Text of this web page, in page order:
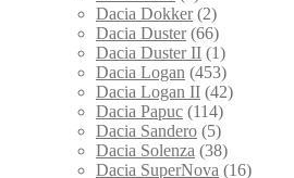
Dacia Dokker (2)
Dacia Duster (66)
Dacia Duster II (1)
Dacia Logan (453)
Dacia Logan II (42)
Dacia Papuc (114)
Dacia Sandero (5)
Dacia Solenza (38)
Dacia SuperNova (16)